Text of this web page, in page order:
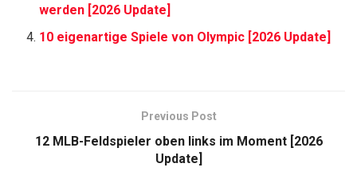
werden [2026 Update]
10 eigenartige Spiele von Olympic [2026 Update]
Previous Post
12 MLB-Feldspieler oben links im Moment [2026
Update]